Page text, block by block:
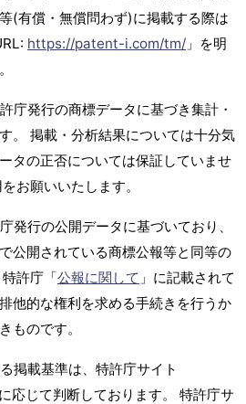
(有償・無償問わず)に掲載する際は
https://patent-i.com/tm/ 」を明
庁発行の商標データに基づき集計・
。 掲載・分析結果については十分気
タの正否については保証していませ
お願いいたします。
発行の公開データに基づいており、
公開されている商標公報等と同等の
許庁「公報に関して 」に記載されて
他的な権利を求める手続きを行うか
ものです。
掲載基準は、特許庁サイト
応じて判断しております。 特許庁サ